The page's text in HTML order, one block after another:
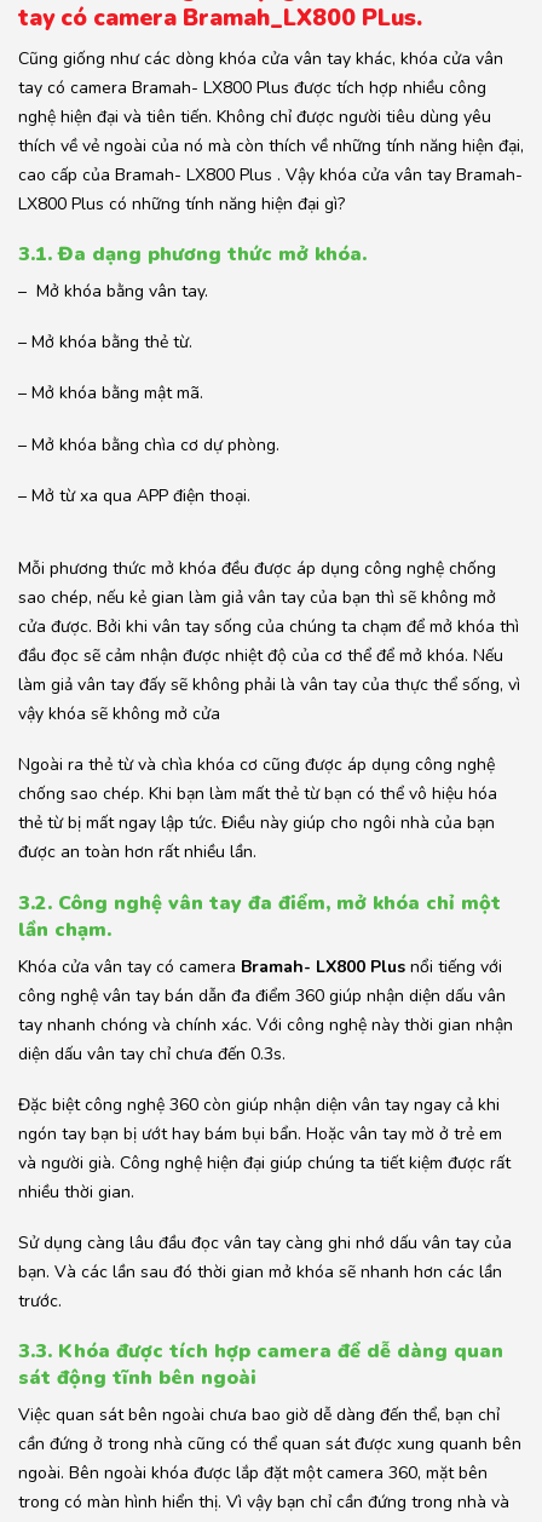
tay có camera Bramah_LX800 PLus.
Cũng giống như các dòng khóa cửa vân tay khác, khóa cửa vân
tay có camera Bramah- LX800 Plus được tích hợp nhiều công
nghệ hiện đại và tiên tiến. Không chỉ được người tiêu dùng yêu
thích về vẻ ngoài của nó mà còn thích về những tính năng hiện đại,
cao cấp của Bramah- LX800 Plus . Vậy khóa cửa vân tay Bramah-
LX800 Plus có những tính năng hiện đại gì?
3.1. Đa dạng phương thức mở khóa.
– Mở khóa bằng vân tay.
– Mở khóa bằng thẻ từ.
– Mở khóa bằng mật mã.
– Mở khóa bằng chìa cơ dự phòng.
– Mở từ xa qua APP điện thoại.
Mỗi phương thức mở khóa đều được áp dụng công nghệ chống
sao chép, nếu kẻ gian làm giả vân tay của bạn thì sẽ không mở
cửa được. Bởi khi vân tay sống của chúng ta chạm để mở khóa thì
đầu đọc sẽ cảm nhận được nhiệt độ của cơ thể để mở khóa. Nếu
làm giả vân tay đấy sẽ không phải là vân tay của thực thể sống, vì
vậy khóa sẽ không mở cửa
Ngoài ra thẻ từ và chìa khóa cơ cũng được áp dụng công nghệ
chống sao chép. Khi bạn làm mất thẻ từ bạn có thể vô hiệu hóa
thẻ từ bị mất ngay lập tức. Điều này giúp cho ngôi nhà của bạn
được an toàn hơn rất nhiều lần.
3.2. Công nghệ vân tay đa điểm, mở khóa chỉ một
lần chạm.
Khóa cửa vân tay có camera Bramah- LX800 Plus nổi tiếng với
công nghệ vân tay bán dẫn đa điểm 360 giúp nhận diện dấu vân
tay nhanh chóng và chính xác. Với công nghệ này thời gian nhận
diện dấu vân tay chỉ chưa đến 0.3s.
Đặc biệt công nghệ 360 còn giúp nhận diện vân tay ngay cả khi
ngón tay bạn bị ướt hay bám bụi bẩn. Hoặc vân tay mờ ở trẻ em
và người già. Công nghệ hiện đại giúp chúng ta tiết kiệm được rất
nhiều thời gian.
Sử dụng càng lâu đầu đọc vân tay càng ghi nhớ dấu vân tay của
bạn. Và các lần sau đó thời gian mở khóa sẽ nhanh hơn các lần
trước.
3.3. Khóa được tích hợp camera để dễ dàng quan
sát động tĩnh bên ngoài
Việc quan sát bên ngoài chưa bao giờ dễ dàng đến thể, bạn chỉ
cần đứng ở trong nhà cũng có thể quan sát được xung quanh bên
ngoài. Bên ngoài khóa được lắp đặt một camera 360, mặt bên
trong có màn hình hiển thị. Vì vậy bạn chỉ cần đứng trong nhà và